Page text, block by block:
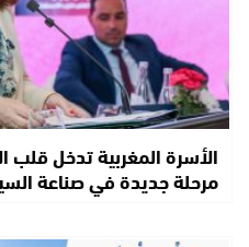
الأسرة المغربية تدخل
مرحلة جديدة في صناعة